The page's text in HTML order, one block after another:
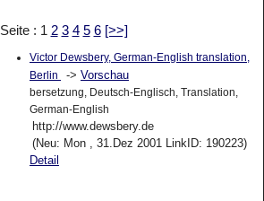
Seite : 1 2 3 4 5 6 [>>]
Victor Dewsbery, German-English translation,
Berlin
-> Vorschau
bersetzung, Deutsch-Englisch, Translation,
German-English
http://www.dewsbery.de
(Neu: Mon , 31.Dez 2001 LinkID: 190223)
Detail